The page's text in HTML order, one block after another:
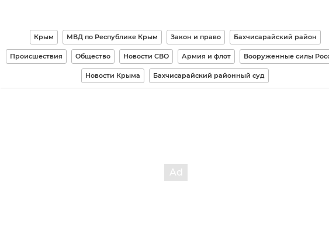
Крым МВД по Республике Крым Закон и право Бахчисарайский район
Происшествия Общество Новости СВО Армия и флот Вооруженные силы
Новости Крыма Бахчисарайский районный суд